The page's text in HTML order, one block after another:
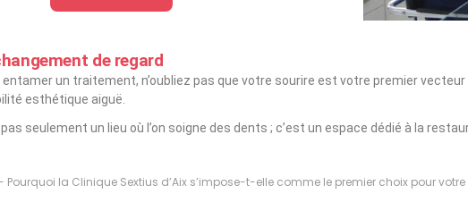
de regard
un traitement, n’oubliez pas que votre sourire est votre premier
esthétique aiguë.
pas seulement un lieu où l’on soigne des dents ; c’est un espace dédié à la
Pourquoi la Clinique Sextius d’Aix s’impose-t-elle comme le premier choix pour votre